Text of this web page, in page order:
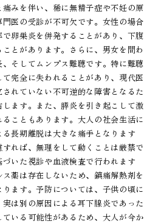
みを伴い、稀に無精子症や不妊の原
医の受診が不可欠です。女性の場合
卵巣炎を併発することがあり、下腹
とがあります。さらに、男女を問わ
そしてムンプス難聴です。特に難聴
完全に失われることがあり、現代医
れていない不可逆的な障害となるた
ます。また、膵炎を引き起こして激
こともあります。大人の社会生活に
長期離脱は大きな痛手となります
れば、無理をして動くことは厳禁で
いた視診や血液検査で行われます
薬は存在しないため、鎮痛解熱剤を
ます。予防については、子供の頃に
は別の原因による耳下腺炎であった
いる可能性があるため、大人が今か